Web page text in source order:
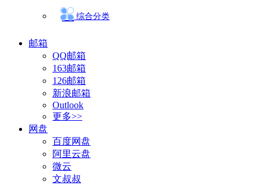
综合分类
邮箱
QQ邮箱
163邮箱
126邮箱
新浪邮箱
Outlook
更多>>
网盘
百度网盘
阿里云盘
微云
文叔叔